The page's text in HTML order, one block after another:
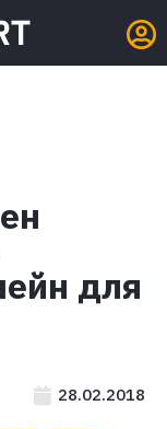
для
28.02.2018